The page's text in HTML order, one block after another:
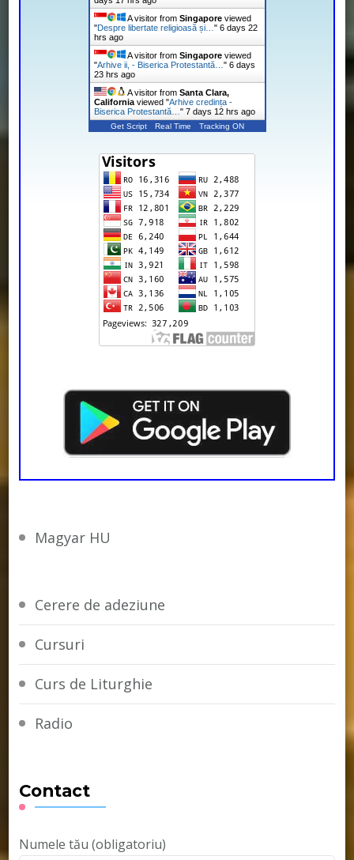
A visitor from Singaporeviewed
"Despre libertate religioasă și…" 6 days 22
hrs ago
A visitor from Singaporeviewed
"Arhive ii, - Biserica Protestantă…" 6 days
23 hrs ago
A visitor from Santa Clara,
Californiaviewed "Arhive credința -
Biserica Protestantă…" 7 days 12 hrs ago
Get Script Real Time Tracking ON
Magyar HU
Cerere de adeziune
Cursuri
Curs de Liturghie
Radio
Contact
Numele tău (obligatoriu)